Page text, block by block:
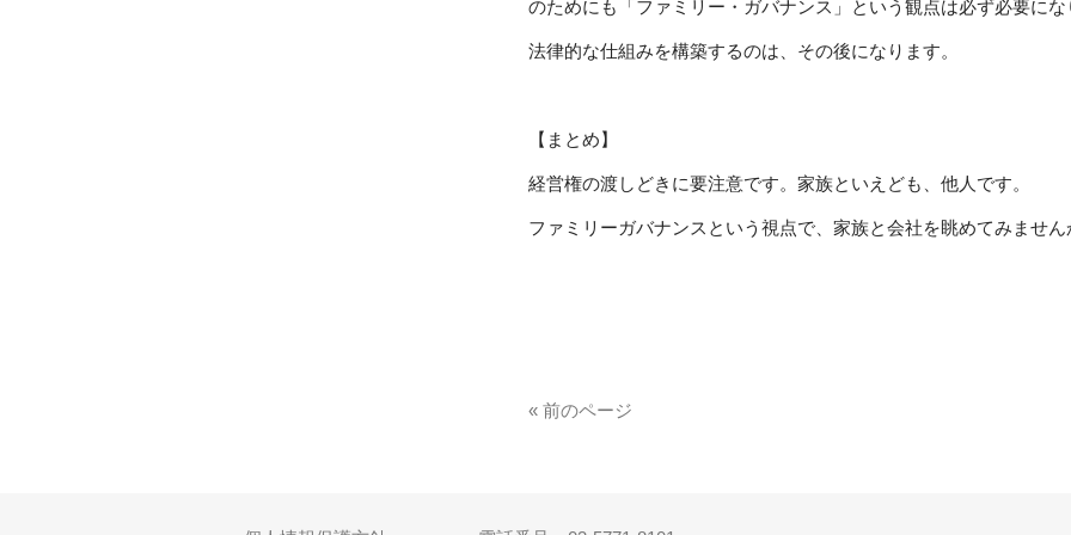
のためにも「ファミリー・ガバナンス」という観点は必ず必要にな
法律的な仕組みを構築するのは、その後になります。
【まとめ】
経営権の渡しどきに要注意です。家族といえども、他人です。
ファミリーガバナンスという視点で、家族と会社を眺めてみません
« 前のページ